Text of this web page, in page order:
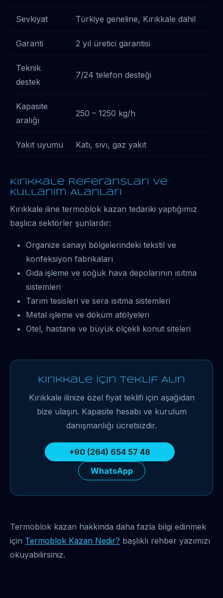
Sevkiyat Türkiye geneline, Kırıkkale dahil
Garanti 2 yıl üretici garantisi
Teknik
destek
7/24 telefon desteği
Kapasite
aralığı
250 – 1250 kg/h
Yakıt uyumu Katı, sıvı, gaz yakıt
Kırıkkale Referansları ve
Kullanım Alanları
Kırıkkale iline termoblok kazan tedariki yaptığımız
başlıca sektörler şunlardır:
Organize sanayi bölgelerindeki tekstil ve
konfeksiyon fabrikaları
Gıda işleme ve soğuk hava depolarının ısıtma
sistemleri
Tarım tesisleri ve sera ısıtma sistemleri
Metal işleme ve döküm atölyeleri
Otel, hastane ve büyük ölçekli konut siteleri
Kırıkkale İçin Teklif Alın
Kırıkkale ilinize özel fiyat teklifi için aşağıdan
bize ulaşın. Kapasite hesabı ve kurulum
danışmanlığı ücretsizdir.
+90 (264) 654 57 48
WhatsApp
Termoblok kazan hakkında daha fazla bilgi edinmek
için Termoblok Kazan Nedir? başlıklı rehber yazımızı
okuyabilirsiniz.